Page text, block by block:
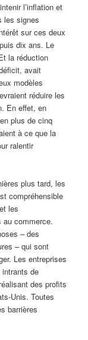
l’inflation et
les signes
sur ces deux
dix ans. Le
la réduction
avait
modèles
réduire les
En effet, en
plus de cinq
à ce que la
ralentir
plus tard, les
compréhensible
les
commerce.
– des
– qui sont
Les entreprises
de
des profits
Unis. Toutes
barrières